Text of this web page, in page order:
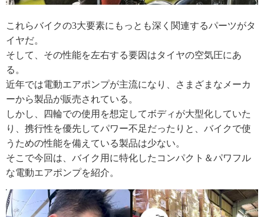
これらバイクの3大要素にもっとも深く関連するパーツがタ
イヤだ。
そして、その性能を左右する要因はタイヤの空気圧にあ
る。
近年では電動エアポンプが主流になり、さまざまなメーカ
ーから製品が販売されている。
しかし、四輪での使用を想定してボディが大型化していた
り、携行性を優先してパワー不足だったりと、バイクで使
うための性能を備えている製品は少ない。
そこで今回は、バイク用に特化したコンパクト＆パワフル
な電動エアポンプを紹介。